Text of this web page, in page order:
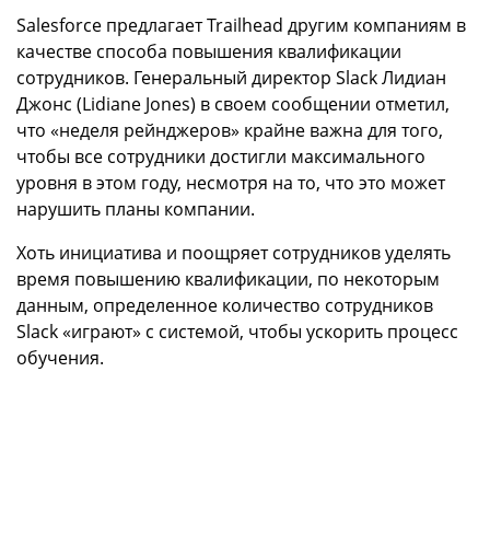
Salesforce предлагает Trailhead другим компаниям в
качестве способа повышения квалификации
сотрудников. Генеральный директор Slack Лидиан
Джонс (Lidiane Jones) в своем сообщении отметил,
что «неделя рейнджеров» крайне важна для того,
чтобы все сотрудники достигли максимального
уровня в этом году, несмотря на то, что это может
нарушить планы компании.
Хоть инициатива и поощряет сотрудников уделять
время повышению квалификации, по некоторым
данным, определенное количество сотрудников
Slack «играют» с системой, чтобы ускорить процесс
обучения.